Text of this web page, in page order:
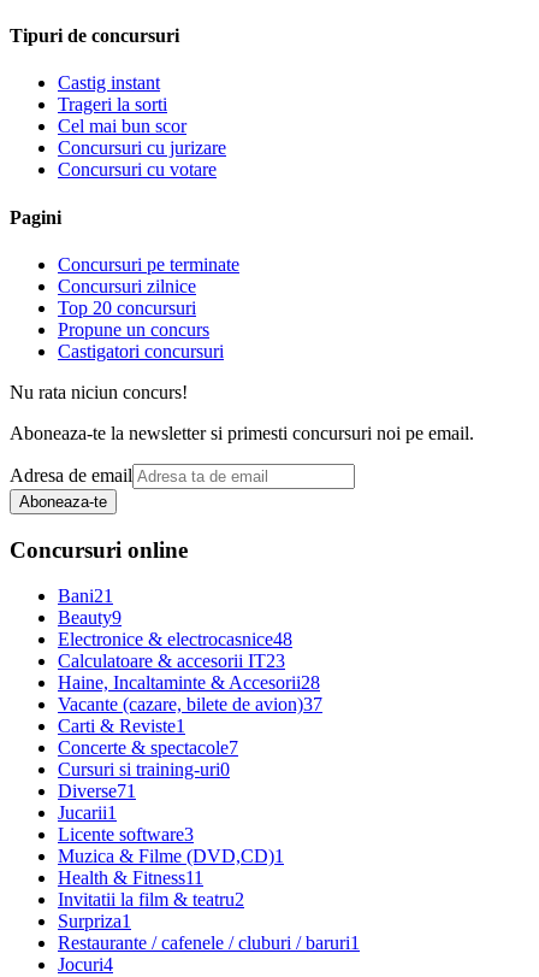
Tipuri de concursuri
Castig instant
Trageri la sorti
Cel mai bun scor
Concursuri cu jurizare
Concursuri cu votare
Pagini
Concursuri pe terminate
Concursuri zilnice
Top 20 concursuri
Propune un concurs
Castigatori concursuri
Nu rata niciun concurs!
Aboneaza-te la newsletter si primesti concursuri noi pe email.
Adresa de email
Aboneaza-te
Concursuri online
Bani21
Beauty9
Electronice & electrocasnice48
Calculatoare & accesorii IT23
Haine, Incaltaminte & Accesorii28
Vacante (cazare, bilete de avion)37
Carti & Reviste1
Concerte & spectacole7
Cursuri si training-uri0
Diverse71
Jucarii1
Licente software3
Muzica & Filme (DVD,CD)1
Health & Fitness11
Invitatii la film & teatru2
Surpriza1
Restaurante / cafenele / cluburi / baruri1
Jocuri4